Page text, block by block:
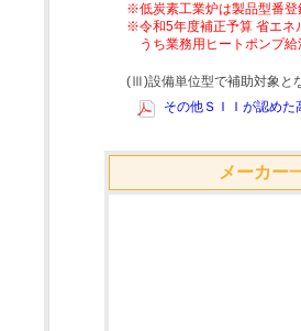
※低炭素工業炉は製品型番登
※令和5年度補正予算 省エネ
うち業務用ヒートポンプ
(Ⅲ)設備単位型で補助対象と
その他ＳＩＩが認め
メーカー